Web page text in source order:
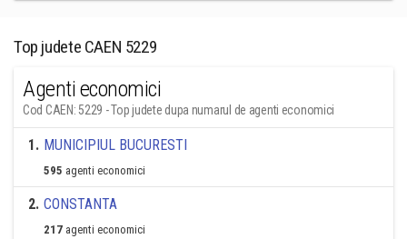
Top judete CAEN 5229
Agenti economici
Cod CAEN: 5229 - Top judete dupa numarul de agenti economici
1. MUNICIPIUL BUCURESTI
595 agenti economici
2. CONSTANTA
217 agenti economici